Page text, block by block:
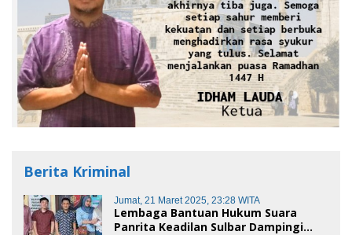
Berita Kriminal
Jumat, 21 Maret 2025, 23:28 WITA
Lembaga Bantuan Hukum Suara
Panrita Keadilan Sulbar Dampingi